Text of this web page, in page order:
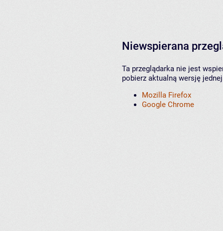
Niewspierana
Ta przeglądarka nie jest
pobierz aktualną wersję
Mozilla Firefox
Google Chrome